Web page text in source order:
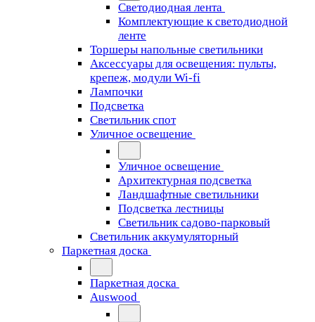
Светодиодная лента
Комплектующие к светодиодной
ленте
Торшеры напольные светильники
Аксессуары для освещения: пульты,
крепеж, модули Wi-fi
Лампочки
Подсветка
Светильник спот
Уличное освещение
Уличное освещение
Архитектурная подсветка
Ландшафтные светильники
Подсветка лестницы
Светильник садово-парковый
Светильник аккумуляторный
Паркетная доска
Паркетная доска
Auswood